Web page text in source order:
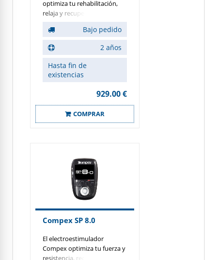
optimiza tu rehabilitación,
relaja y recupera más rápido.
El electroestimulador
Compex esta diseñado para
deportistas que practican su
actividad más de 3 veces por
semana, SP 6.0 incluye todas
las características del modelo
SP 4.0, con tecnología
wireless que asegura una
Bajo pedido
2 años
Hasta fin de
existencias
929.00 €
COMPRAR
Compex SP 8.0
El electroestimulador
Compex optimiza tu fuerza y
resistencia, recupera más